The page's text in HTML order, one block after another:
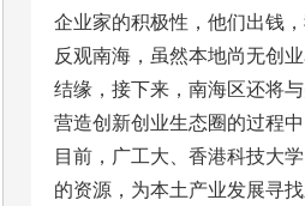
企业家的积极性，他们出钱，
反观南海，虽然本地尚无创
结缘，接下来，南海区还将
营造创新创业生态圈的过程
目前，广工大、香港科技大
的资源，为本土产业发展寻找